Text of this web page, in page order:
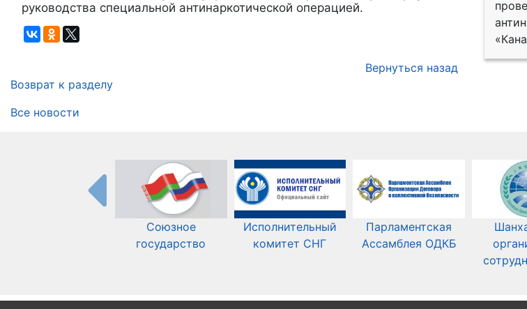
руководства специальной антинаркотической операцией.
Вернуться назад
Возврат к разделу
Все новости
Союзное
государство
Исполнительный
комитет СНГ
Парламентская
Ассамблея ОДКБ